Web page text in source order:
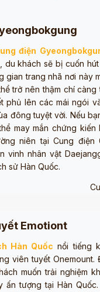
điện
du khách sẽ bị cuốn
gian trang nhã nơi này
trở nên thậm chí
phủ lên các mái ngói
đông tuyệt vời. Nếu
may mắn chứng kiến
niên tại Cung điện
vinh nhân vật
sử Hàn Quốc.
Emotiont
Hàn Quốc nổi tiếng
viên tuyết Onemount.
muốn trải nghiệm
ấn tượng tại Hàn